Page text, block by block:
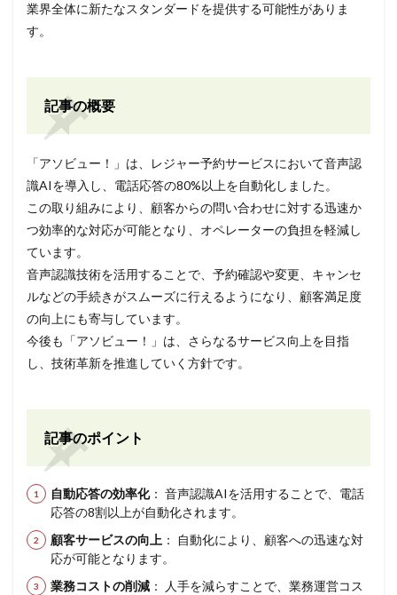
業界全体に新たなスタンダードを提供する可能性がありま
す。
記事の概要
「アソビュー！」は、レジャー予約サービスにおいて音声認
識AIを導入し、電話応答の80%以上を自動化しました。
この取り組みにより、顧客からの問い合わせに対する迅速か
つ効率的な対応が可能となり、オペレーターの負担を軽減し
ています。
音声認識技術を活用することで、予約確認や変更、キャンセ
ルなどの手続きがスムーズに行えるようになり、顧客満足度
の向上にも寄与しています。
今後も「アソビュー！」は、さらなるサービス向上を目指
し、技術革新を推進していく方針です。
記事のポイント
自動応答の効率化： 音声認識AIを活用することで、電話
応答の8割以上が自動化されます。
顧客サービスの向上 ： 自動化により、顧客への迅速な対
応が可能となります。
業務コストの削減 ： 人手を減らすことで、業務運営コス